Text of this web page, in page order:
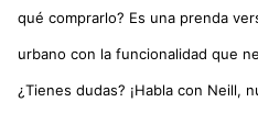
qué comprarlo? Es una prenda
urbano con la funcionalidad que
¿Tienes dudas? ¡Habla con Neill,